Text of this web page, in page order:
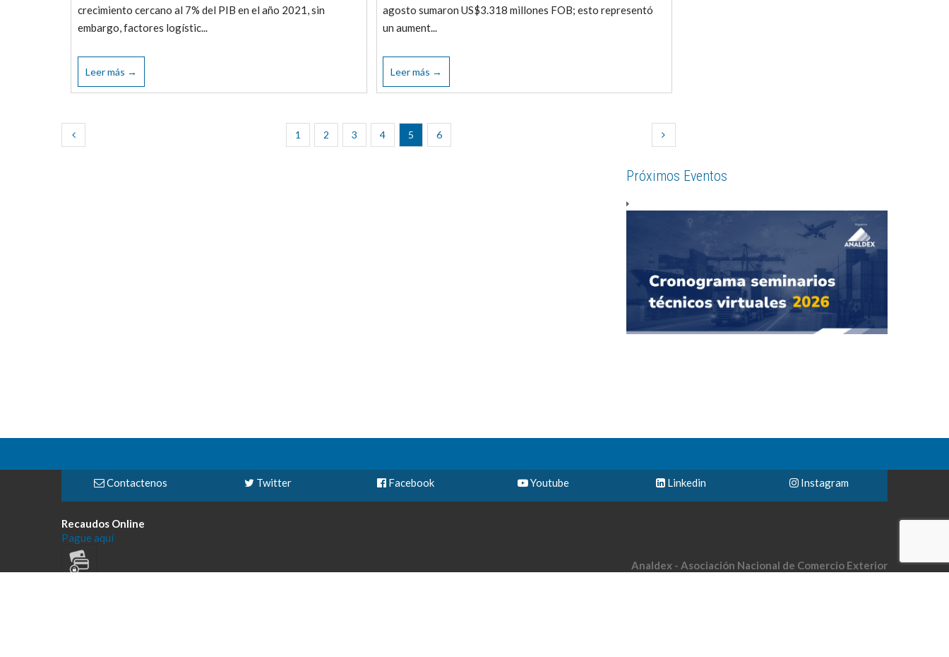
crecimiento cercano al 7% del PIB en el año 2021, sin
embargo, factores logístic...
Leer más →
agosto sumaron US$3.318 millones FOB; esto representó
un aument...
Leer más →
1 2 3 4 5 6
Próximos Eventos
Contactenos Twitter Facebook Youtube Linkedin Instagram
Recaudos Online
Pague aquí
Analdex - Asociación Nacional de Comercio Exterior